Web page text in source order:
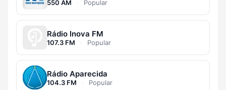
550 AM · Popular
Rádio Inova FM
107.3 FM · Popular
Rádio Aparecida
104.3 FM · Popular